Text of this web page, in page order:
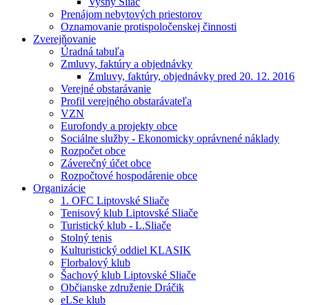
Prenájom nebytových priestorov
Oznamovanie protispoločenskej činnosti
Zverejňovanie
Úradná tabuľa
Zmluvy, faktúry a objednávky
Zmluvy, faktúry, objednávky pred 20. 12. 2016
Verejné obstarávanie
Profil verejného obstarávateľa
VZN
Eurofondy a projekty obce
Sociálne služby - Ekonomicky oprávnené náklady
Rozpočet obce
Záverečný účet obce
Rozpočtové hospodárenie obce
Organizácie
1. OFC Liptovské Sliače
Tenisový klub Liptovské Sliače
Turistický klub - L.Sliače
Stolný tenis
Kulturistický oddiel KLASIK
Florbalový klub
Šachový klub Liptovské Sliače
Občianske združenie Dráčik
eLSe klub